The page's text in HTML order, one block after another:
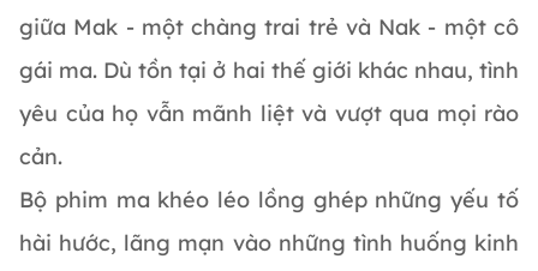
giữa Mak - một chàng trai trẻ và Nak - một cô
gái ma. Dù tồn tại ở hai thế giới khác nhau, tình
yêu của họ vẫn mãnh liệt và vượt qua mọi rào
cản.
Bộ phim ma khéo léo lồng ghép những yếu tố
hài hước, lãng mạn vào những tình huống kinh